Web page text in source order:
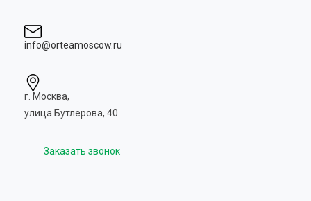
info@orteamoscow.ru
г. Москва,
улица Бутлерова, 40
Заказать звонок